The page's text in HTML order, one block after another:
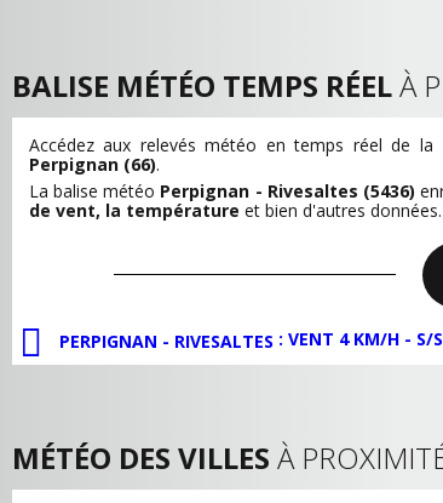
BALISE MÉTÉO TEMPS RÉELÀ
Accédez aux relevés météo en temps réel de la
Perpignan (66).
La balise météo Perpignan - Rivesaltes (5436)
de vent, la température et bien d'autres
PERPIGNAN - RIVESALTES : VENT 4 KM/H - S/
MÉTÉO DES VILLES À